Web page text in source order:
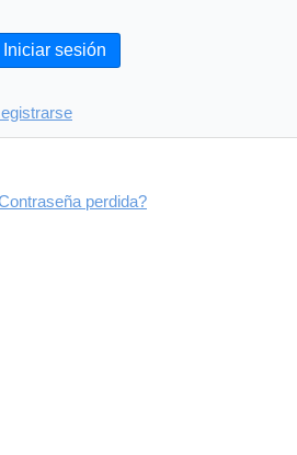
Iniciar sesión
perdida?